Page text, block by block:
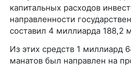
капитальных расходов
направленности
составил 4 миллиарда 188,2
Из этих средств 1 миллиард
манатов был направлен на